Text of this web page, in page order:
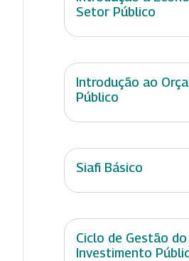
Setor Público
Introdução ao
Público
Siafi Básico
Ciclo de Gestão do
Investimento